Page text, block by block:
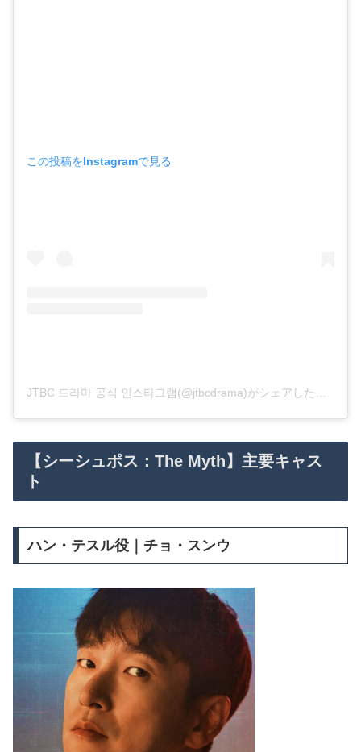
この投稿をInstagramで見る
【シーシュポス：The Myth】主要キャス
ト
ハン・テスル役｜チョ・スンウ